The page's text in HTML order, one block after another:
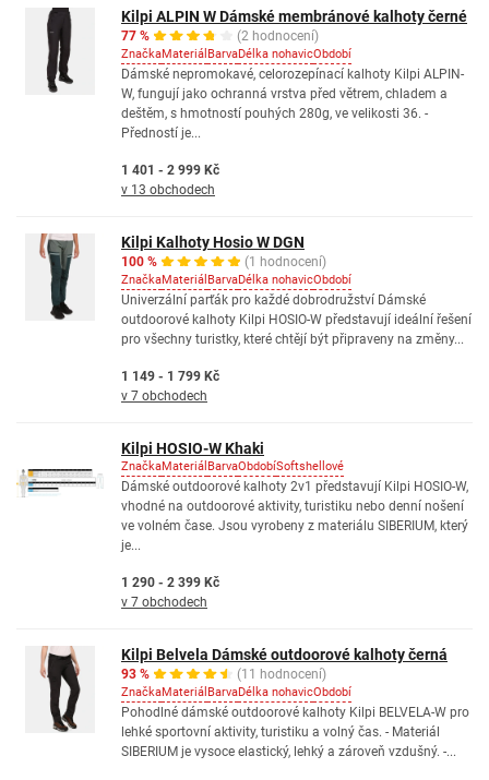
Kilpi ALPIN W Dámské membránové kalhoty černé
77 % (2 hodnocení)
ZnačkaMateriál BarvaDélka nohavicObdobí
Dámské nepromokavé, celorozepínací kalhoty Kilpi ALPIN-
W, fungují jako ochranná vrstva před větrem, chladem a
deštěm, s hmotností pouhých 280g, ve velikosti 36. -
Předností je...
1 401 - 2 999 Kč
v 13 obchodech
Kilpi Kalhoty Hosio W DGN
100 % (1 hodnocení)
ZnačkaMateriál BarvaDélka nohavicObdobí
Univerzální parťák pro každé dobrodružství Dámské
outdoorové kalhoty Kilpi HOSIO-W představují ideální řešení
pro všechny turistky, které chtějí být připraveny na změny...
1 149 - 1 799 Kč
v 7 obchodech
Kilpi HOSIO-W Khaki
ZnačkaMateriál BarvaObdobíSoftshellové
Dámské outdoorové kalhoty 2v1 představují Kilpi HOSIO-W,
vhodné na outdoorové aktivity, turistiku nebo denní nošení
ve volném čase. Jsou vyrobeny z materiálu SIBERIUM, který
je...
1 290 - 2 399 Kč
v 7 obchodech
Kilpi Belvela Dámské outdoorové kalhoty černá
93 % (11 hodnocení)
ZnačkaMateriál BarvaDélka nohavicObdobí
Pohodlné dámské outdoorové kalhoty Kilpi BELVELA-W pro
lehké sportovní aktivity, turistiku a volný čas. - Materiál
SIBERIUM je vysoce elastický, lehký a zároveň vzdušný. -...